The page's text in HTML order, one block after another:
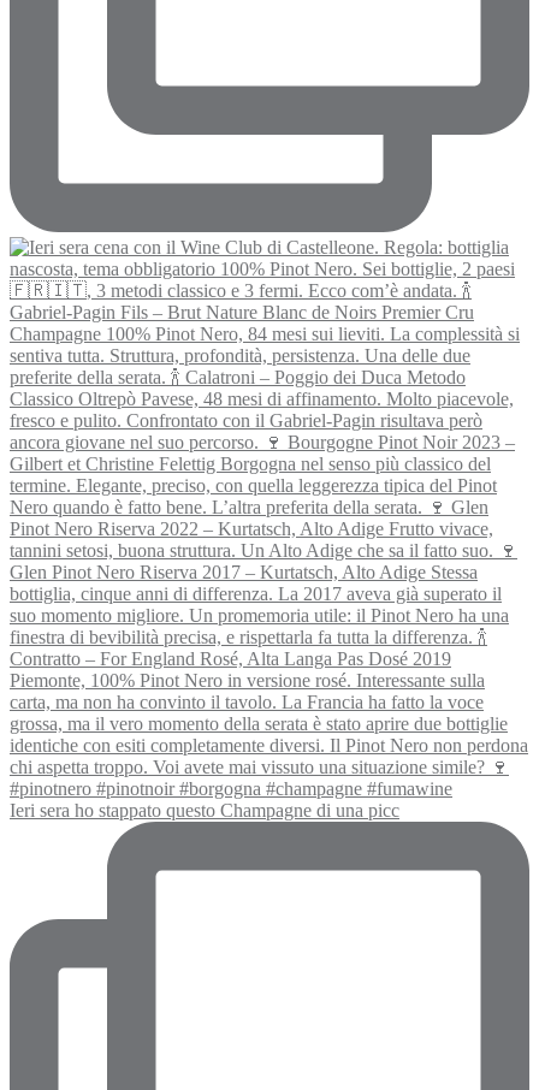
Ieri sera ho stappato questo Champagne di una picc